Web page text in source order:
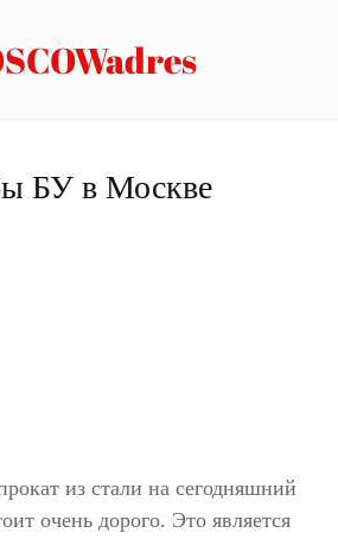
БУ в Москве
из стали на сегодняшний
очень дорого. Это является